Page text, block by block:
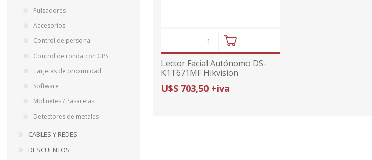
Lector Facial Autónomo DS-
K1T671MF Hikvision
U$S 703,50 +iva
Pulsadores
Accesorios
Control de personal
Control de ronda con GPS
Tarjetas de proximidad
Software
Molinetes / Pasarelas
Detectores de metales
CABLES Y REDES
DESCUENTOS